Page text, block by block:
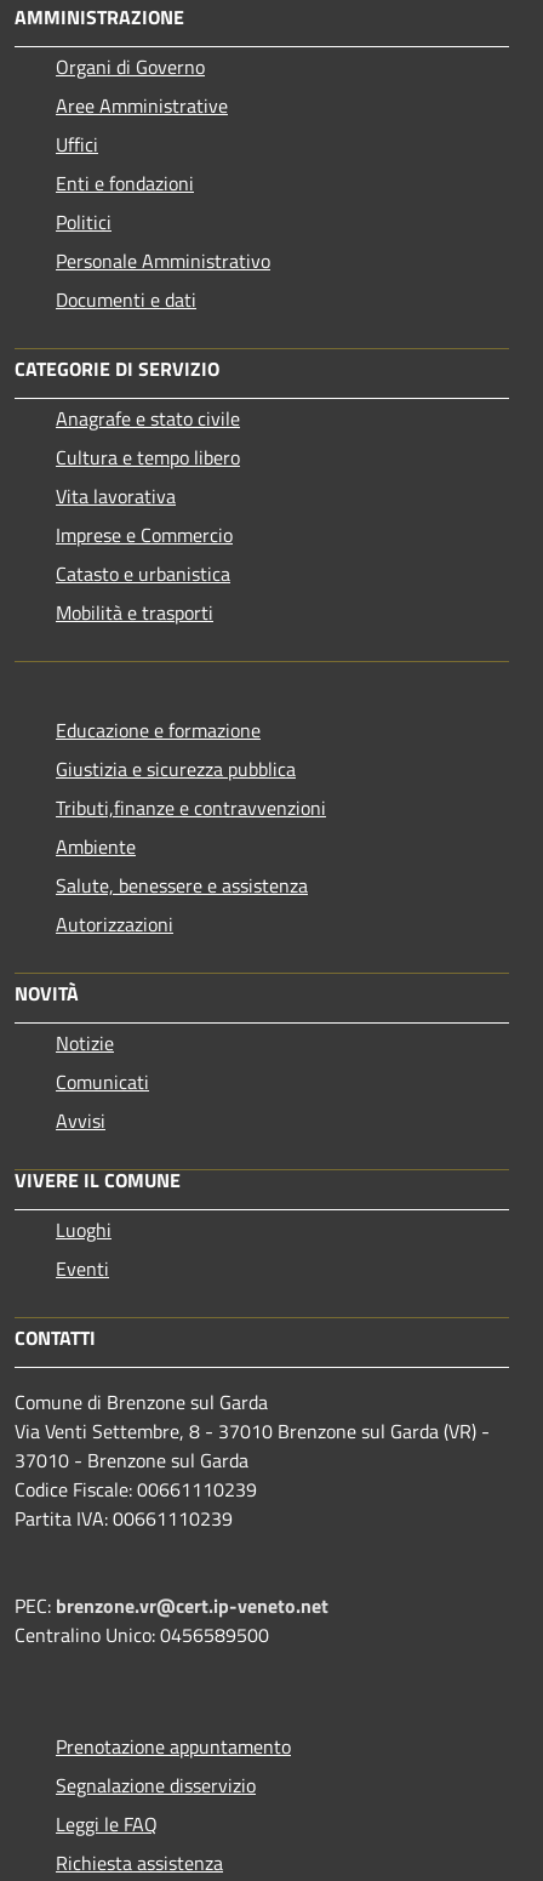
AMMINISTRAZIONE
Organi di Governo
Aree Amministrative
Uffici
Enti e fondazioni
Politici
Personale Amministrativo
Documenti e dati
CATEGORIE DI SERVIZIO
Anagrafe e stato civile
Cultura e tempo libero
Vita lavorativa
Imprese e Commercio
Catasto e urbanistica
Mobilità e trasporti
Educazione e formazione
Giustizia e sicurezza pubblica
Tributi,finanze e contravvenzioni
Ambiente
Salute, benessere e assistenza
Autorizzazioni
NOVITÀ
Notizie
Comunicati
Avvisi
VIVERE IL COMUNE
Luoghi
Eventi
CONTATTI
Comune di Brenzone sul Garda
Via Venti Settembre, 8 - 37010 Brenzone sul Garda (VR) -
37010 - Brenzone sul Garda
Codice Fiscale: 00661110239
Partita IVA: 00661110239
PEC: brenzone.vr@cert.ip-veneto.net
Centralino Unico: 0456589500
Prenotazione appuntamento
Segnalazione disservizio
Leggi le FAQ
Richiesta assistenza